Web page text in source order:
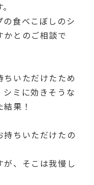
食べこぼしのシ
かとのご相談で
いただけたため
ミに効きそうな
果！
ちいただけたの
、そこは我慢し